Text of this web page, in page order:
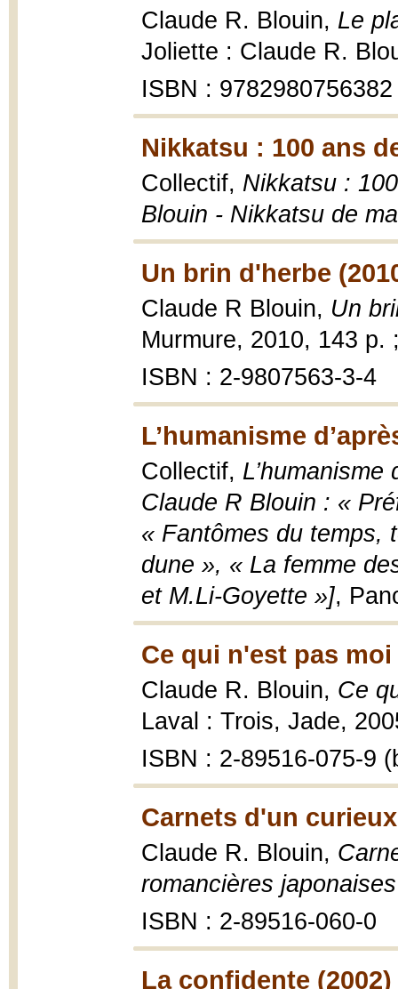
Claude R. Blouin, Le
Joliette : Claude R.
ISBN : 9782980756382
Nikkatsu : 100 ans
Collectif, Nikkatsu :
Blouin - Nikkatsu de
Un brin d'herbe
Claude R Blouin, Un
Murmure, 2010, 143 p.
ISBN : 2-9807563-3-4
L’humanisme
Collectif,
Claude R Blouin : «
« Fantômes du temps,
dune », « La femme
et M.Li-Goyette »],
Ce qui n'est pas moi
Claude R. Blouin, Ce
Laval : Trois, Jade,
ISBN : 2-89516-075-9
Carnets d'un
Claude R. Blouin,
romancières japonaises
ISBN : 2-89516-060-0
La confidente (2002)